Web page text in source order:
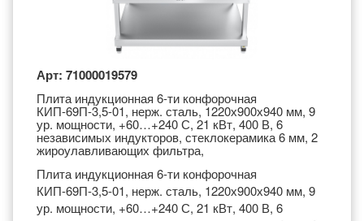
Арт: 71000019579
Плита индукционная 6-ти конфорочная
КИП-69П-3,5-01, нерж. сталь, 1220х900х940 мм, 9
ур. мощности, +60…+240 С, 21 кВт, 400 В, 6
независимых индукторов, стеклокерамика 6 мм, 2
жироулавливающих фильтра,
Плита индукционная 6-ти конфорочная
КИП-69П-3,5-01, нерж. сталь, 1220х900х940 мм, 9
ур. мощности, +60…+240 С, 21 кВт, 400 В, 6